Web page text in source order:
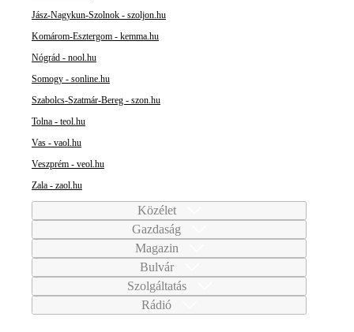
Jász-Nagykun-Szolnok - szoljon.hu
Komárom-Esztergom - kemma.hu
Nógrád - nool.hu
Somogy - sonline.hu
Szabolcs-Szatmár-Bereg - szon.hu
Tolna - teol.hu
Vas - vaol.hu
Veszprém - veol.hu
Zala - zaol.hu
Közélet
Gazdaság
Magazin
Bulvár
Szolgáltatás
Rádió